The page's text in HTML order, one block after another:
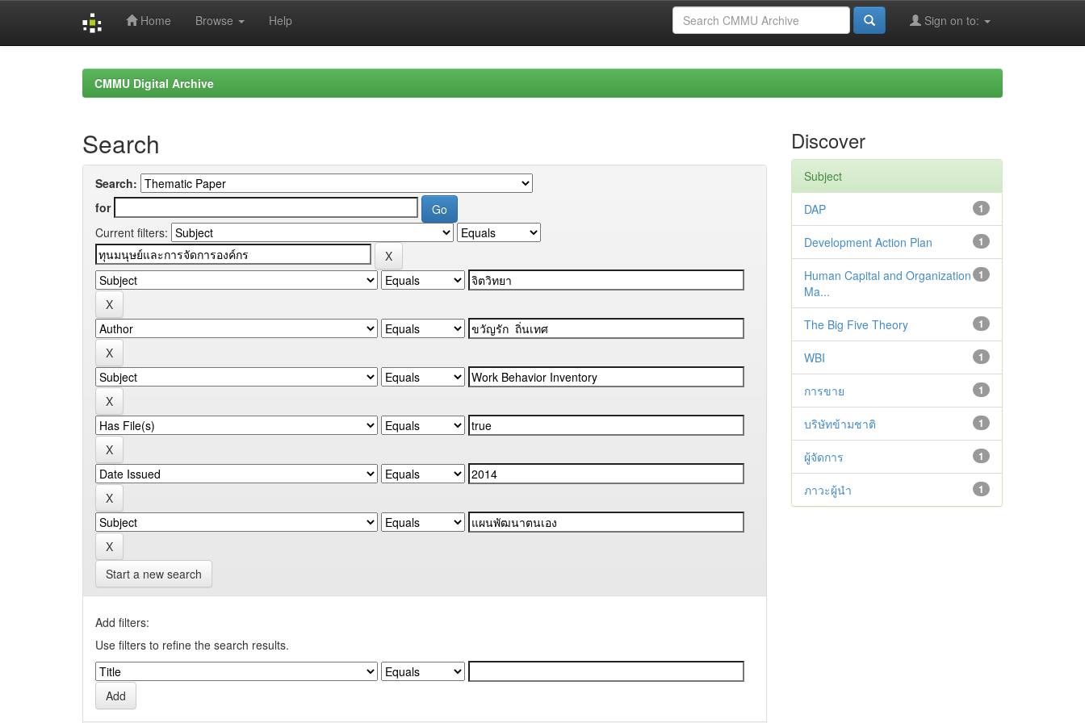
Home Browse Help Sign on to:
CMMU Digital Archive
Search
Search:
for
Current filters:
Start a new search
Add filters:
Use filters to refine the search results.
Discover
Subject
1
DAP
1
Development Action Plan
1
Human Capital and Organization
Ma...
1
The Big Five Theory
1
WBI
1
การขาย
1
บริษัทข้ามชาติ
1
ผู้จัดการ
1
ภาวะผู้นำ